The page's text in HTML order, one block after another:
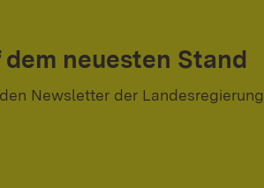
dem neuesten Stand
Newsletter der Landesregierung.